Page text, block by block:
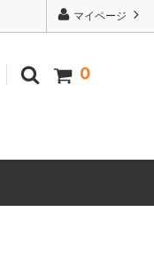
マイページ
0